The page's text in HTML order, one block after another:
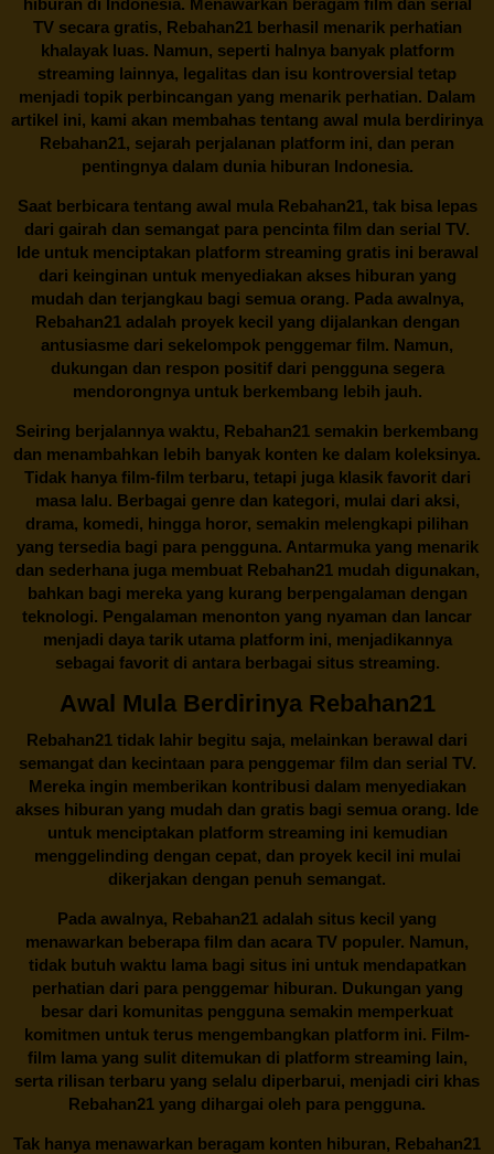
TV secara gratis, Rebahan21berhasil menarik perhatian
khalayak luas. Namun, seperti halnya banyak platform
streaming lainnya, legalitas dan isu kontroversial tetap
menjadi topik perbincangan yang menarik perhatian. Dalam
artikel ini, kami akan membahas tentang awal mula berdirinya
Rebahan21, sejarah perjalanan platform ini, dan peran
pentingnya dalam dunia hiburan Indonesia.
Saat berbicara tentang awal mula Rebahan21, tak bisa lepas
dari gairah dan semangat para pencinta film dan serial TV.
Ide untuk menciptakan platform streaming gratis ini berawal
dari keinginan untuk menyediakan akses hiburan yang
mudah dan terjangkau bagi semua orang. Pada awalnya,
Rebahan21 adalah proyek kecil yang dijalankan dengan
antusiasme dari sekelompok penggemar film. Namun,
dukungan dan respon positif dari pengguna segera
mendorongnya untuk berkembang lebih jauh.
Seiring berjalannya waktu, Rebahan21 semakin berkembang
dan menambahkan lebih banyak konten ke dalam koleksinya.
Tidak hanya film-film terbaru, tetapi juga klasik favorit dari
masa lalu. Berbagai genre dan kategori, mulai dari aksi,
drama, komedi, hingga horor, semakin melengkapi pilihan
yang tersedia bagi para pengguna. Antarmuka yang menarik
dan sederhana juga membuatRebahan21mudah digunakan,
bahkan bagi mereka yang kurang berpengalaman dengan
teknologi. Pengalaman menonton yang nyaman dan lancar
menjadi daya tarik utama platform ini, menjadikannya
sebagai favorit di antara berbagai situs streaming.
Awal Mula Berdirinya Rebahan21
Rebahan21 tidak lahir begitu saja, melainkan berawal dari
semangat dan kecintaan para penggemar film dan serial TV.
Mereka ingin memberikan kontribusi dalam menyediakan
akses hiburan yang mudah dan gratis bagi semua orang. Ide
untuk menciptakan platform streaming ini kemudian
menggelinding dengan cepat, dan proyek kecil ini mulai
dikerjakan dengan penuh semangat.
Pada awalnya, Rebahan21 adalah situs kecil yang
menawarkan beberapa film dan acara TV populer. Namun,
tidak butuh waktu lama bagi situs ini untuk mendapatkan
perhatian dari para penggemar hiburan. Dukungan yang
besar dari komunitas pengguna semakin memperkuat
komitmen untuk terus mengembangkan platform ini. Film-
film lama yang sulit ditemukan di platform streaming lain,
serta rilisan terbaru yang selalu diperbarui, menjadi ciri khas
Rebahan21 yang dihargai oleh para pengguna.
Tak hanya menawarkan beragam konten hiburan, Rebahan21